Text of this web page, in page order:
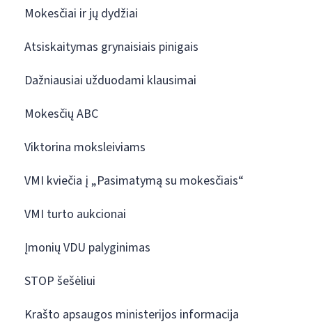
Mokesčiai ir jų dydžiai
Atsiskaitymas grynaisiais pinigais
Dažniausiai užduodami klausimai
Mokesčių ABC
Viktorina moksleiviams
VMI kviečia į „Pasimatymą su mokesčiais“
VMI turto aukcionai
Įmonių VDU palyginimas
STOP šešėliui
Krašto apsaugos ministerijos informacija